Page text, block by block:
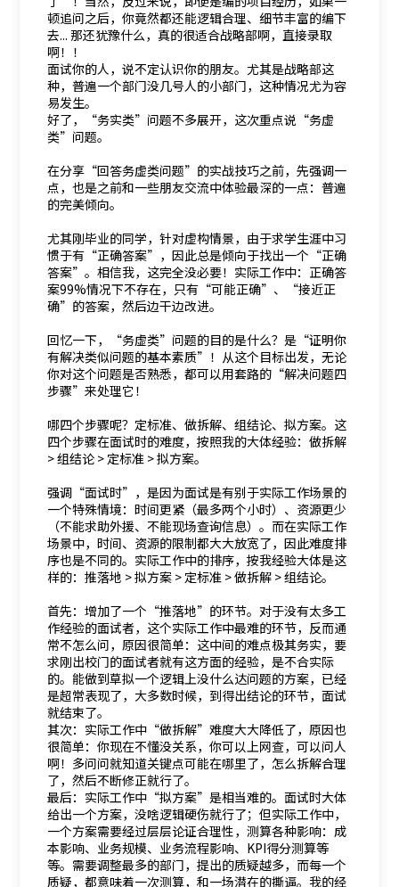
顿追问之后，你竟然都还能逻辑合理、细节丰富的编下
去... 那还犹豫什么，真的很适合战略部啊，直接录取
啊！！
面试你的人，说不定认识你的朋友。尤其是战略部这
种，普遍一个部门没几号人的小部门，这种情况尤为容
易发生。
好了，“务实类”问题不多展开，这次重点说“务虚
类”问题。
在分享“回答务虚类问题”的实战技巧之前，先强调一
点，也是之前和一些朋友交流中体验最深的一点：普遍
的完美倾向。
尤其刚毕业的同学，针对虚构情景，由于求学生涯中习
惯于有“正确答案”，因此总是倾向于找出一个“正确
答案”。相信我，这完全没必要！实际工作中：正确答
案99%情况下不存在，只有“可能正确”、“接近正
确”的答案，然后边干边改进。
回忆一下，“务虚类”问题的目的是什么？是“证明你
有解决类似问题的基本素质”！从这个目标出发，无论
你对这个问题是否熟悉，都可以用套路的“解决问题四
步骤”来处理它！
哪四个步骤呢？定标准、做拆解、组结论、拟方案。这
四个步骤在面试时的难度，按照我的大体经验：做拆解
> 组结论 > 定标准 > 拟方案。
强调“面试时”，是因为面试是有别于实际工作场景的
一个特殊情境：时间更紧（最多两个小时）、资源更少
（不能求助外援、不能现场查询信息）。而在实际工作
场景中，时间、资源的限制都大大放宽了，因此难度排
序也是不同的。实际工作中的排序，按我经验大体是这
样的：推落地 > 拟方案 > 定标准 > 做拆解 > 组结论。
首先：增加了一个“推落地”的环节。对于没有太多工
作经验的面试者，这个实际工作中最难的环节，反而通
常不怎么问，原因很简单：这中间的难点极其务实，要
求刚出校门的面试者就有这方面的经验，是不合实际
的。能做到草拟一个逻辑上没什么达问题的方案，已经
是超常表现了，大多数时候，到得出结论的环节，面试
就结束了。
其次：实际工作中“做拆解”难度大大降低了，原因也
很简单：你现在不懂没关系，你可以上网查，可以问人
啊！多问问就知道关键点可能在哪里了，怎么拆解合理
了，然后不断修正就行了。
最后：实际工作中“拟方案”是相当难的。面试时大体
给出一个方案，没啥逻辑硬伤就行了；但实际工作中，
一个方案需要经过层层论证合理性，测算各种影响：成
本影响、业务规模、业务流程影响、KPI得分测算等
等。需要调整最多的部门，提出的质疑越多，而每一个
质疑，都意味着一次测算，和一场潜在的撕逼。我的经